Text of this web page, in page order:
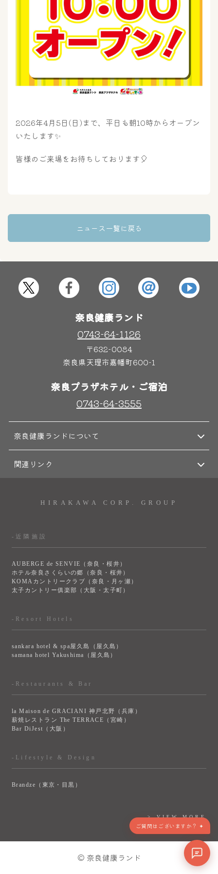
2026年4月5日(日)まで、平日も朝10時からオープン
いたします✨
皆様のご来場をお待ちしております🎈
ニュース一覧に戻る
奈良健康ランド
0743-64-1126
〒632-0084
奈良県天理市嘉幡町600-1
奈良プラザホテル・ご宿泊
0743-64-3555
奈良健康ランドについて
関連リンク
HIRAKAWA CORP. GROUP
-近隣施設
AUBERGE de SENVIE（奈良・桜井）
ホテル奈良さくらいの郷（奈良・桜井）
KOMAカントリークラブ（奈良・月ヶ瀬）
太子カントリー俱楽部（大阪・太子町）
-Resort Hotels
sankara hotel & spa屋久島（屋久島）
samana hotel Yakushima（屋久島）
-Restaurants & Bar
la Maison de GRACIANI 神戸北野（兵庫）
薪焼レストラン The TERRACE（宮崎）
Bar DiJest（大阪）
-Lifestyle & Design
Brandze（東京・目黒）
> VIEW MORE
© 奈良健康ランド